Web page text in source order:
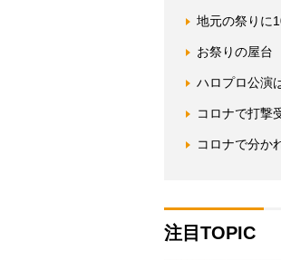
地元の祭りに
お祭りの屋台
ハロプロ公演
コロナで打撃
コロナで分か
注目TOPIC